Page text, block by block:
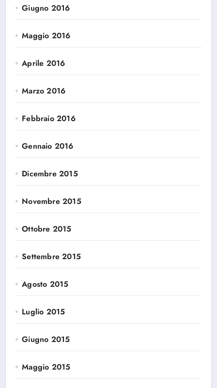
Giugno 2016
Maggio 2016
Aprile 2016
Marzo 2016
Febbraio 2016
Gennaio 2016
Dicembre 2015
Novembre 2015
Ottobre 2015
Settembre 2015
Agosto 2015
Luglio 2015
Giugno 2015
Maggio 2015